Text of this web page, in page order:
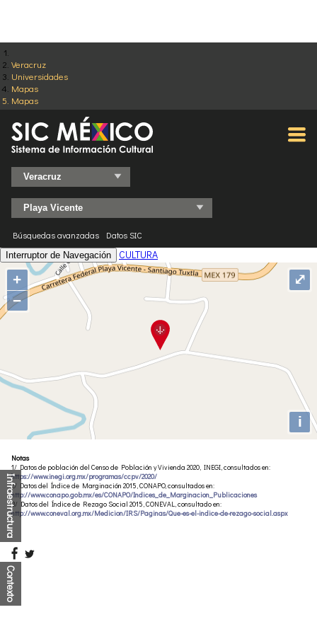
Veracruz
Universidades
Mapas
Mapas
Búsquedas avanzadas Datos SIC
Interruptor de Navegación CULTURA
+
−
i
⤢
Notas
1/ Datos de población del Censo de Población y Vivienda 2020, INEGI, consultados en:
https://www.inegi.org.mx/programas/ccpv/2020/
2/ Datos del Índice de Marginación 2015, CONAPO, consultados en:
http://www.conapo.gob.mx/es/CONAPO/Indices_de_Marginacion_Publicaciones
3/ Datos del Índice de Rezago Social 2015, CONEVAL, consultado en:
http://www.coneval.org.mx/Medicion/IRS/Paginas/Que-es-el-indice-de-rezago-social.aspx
Contexto
Infraestructura